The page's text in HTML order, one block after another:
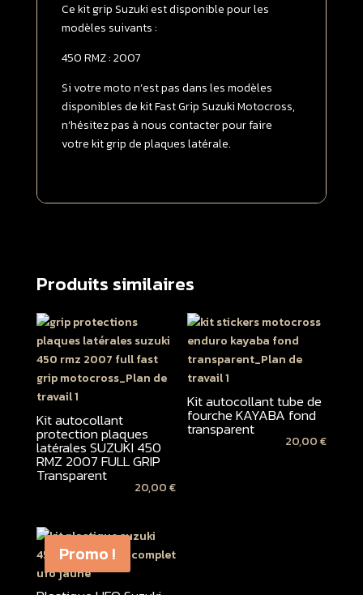
Ce kit grip Suzuki est disponible pour les
modèles suivants :
450 RMZ : 2007
Si votre moto n’est pas dans les modèles
disponibles de kit Fast Grip Suzuki Motocross,
n’hésitez pas à nous contacter pour faire
votre kit grip de plaques latérale.
Produits similaires
Kit autocollant
protection plaques
latérales SUZUKI 450
RMZ 2007 FULL GRIP
Transparent
20,00€
Kit autocollant tube de
fourche KAYABA fond
transparent
20,00€
Promo !